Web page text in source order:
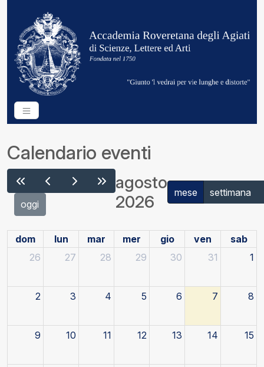
Calendario eventi
oggi
agosto
2026
mese settimana
dom lun mar mer gio ven
sab
26
27 28 29 30 31 1
2 3 4 5 6 7 8
9 10 11 12 13 14 15